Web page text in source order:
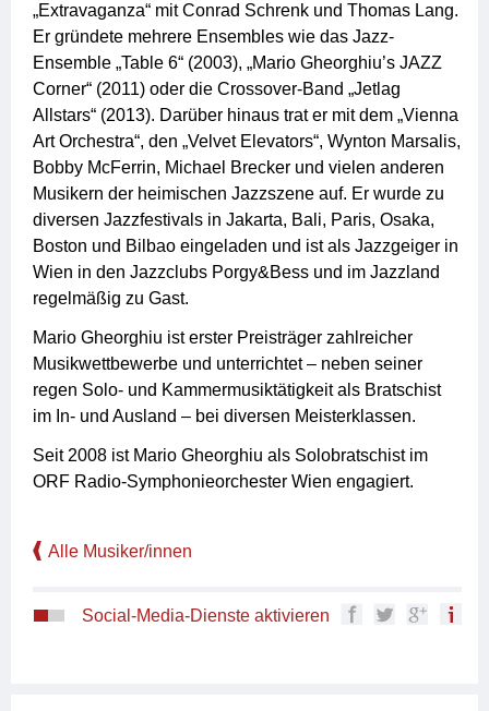
„Extravaganza“ mit Conrad Schrenk und Thomas Lang.
Er gründete mehrere Ensembles wie das Jazz-
Ensemble „Table 6“ (2003), „Mario Gheorghiu’s JAZZ
Corner“ (2011) oder die Crossover-Band „Jetlag
Allstars“ (2013). Darüber hinaus trat er mit dem „Vienna
Art Orchestra“, den „Velvet Elevators“, Wynton Marsalis,
Bobby McFerrin, Michael Brecker und vielen anderen
Musikern der heimischen Jazzszene auf. Er wurde zu
diversen Jazzfestivals in Jakarta, Bali, Paris, Osaka,
Boston und Bilbao eingeladen und ist als Jazzgeiger in
Wien in den Jazzclubs Porgy&Bess und im Jazzland
regelmäßig zu Gast.
Mario Gheorghiu ist erster Preisträger zahlreicher
Musikwettbewerbe und unterrichtet – neben seiner
regen Solo- und Kammermusiktätigkeit als Bratschist
im In- und Ausland – bei diversen Meisterklassen.
Seit 2008 ist Mario Gheorghiu als Solobratschist im
ORF Radio-Symphonieorchester Wien engagiert.
Alle Musiker/innen
Social-Media-Dienste aktivieren